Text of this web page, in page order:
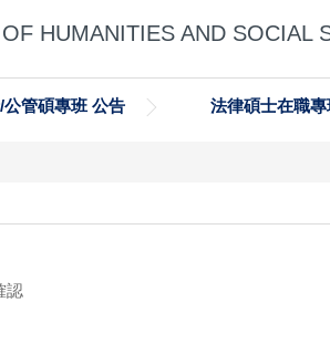
HUMANITIES AND SOCIAL
公管碩專班 公告 法律碩士在職
認